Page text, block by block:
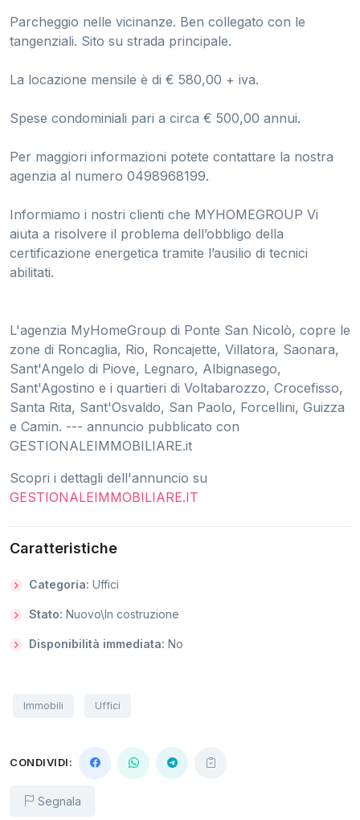
Parcheggio nelle vicinanze. Ben collegato con le
tangenziali. Sito su strada principale.
La locazione mensile è di € 580,00 + iva.
Spese condominiali pari a circa € 500,00 annui.
Per maggiori informazioni potete contattare la nostra
agenzia al numero 0498968199.
Informiamo i nostri clienti che MYHOMEGROUP Vi
aiuta a risolvere il problema dell’obbligo della
certificazione energetica tramite l’ausilio di tecnici
abilitati.
L'agenzia MyHomeGroup di Ponte San Nicolò, copre le
zone di Roncaglia, Rio, Roncajette, Villatora, Saonara,
Sant'Angelo di Piove, Legnaro, Albignasego,
Sant'Agostino e i quartieri di Voltabarozzo, Crocefisso,
Santa Rita, Sant'Osvaldo, San Paolo, Forcellini, Guizza
e Camin. --- annuncio pubblicato con
GESTIONALEIMMOBILIARE.it
Scopri i dettagli dell'annuncio su
GESTIONALEIMMOBILIARE.IT
Caratteristiche
Categoria: Uffici
Stato: Nuovo\In costruzione
Disponibilità immediata: No
Immobili Uffici
CONDIVIDI:
Segnala